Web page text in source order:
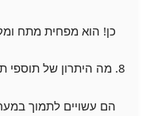
כן! הוא מפחית מתח
8. מה היתרון של תוספי תזונה?
הם עשויים לתמוך